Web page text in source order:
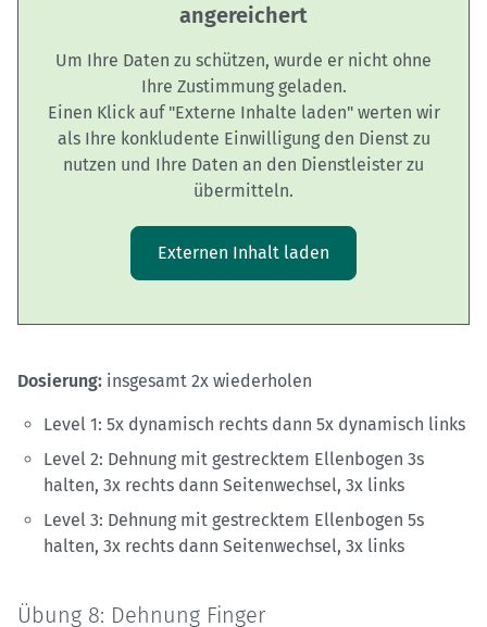
angereichert
Um Ihre Daten zu schützen, wurde er nicht ohne
Ihre Zustimmung geladen.
Einen Klick auf "Externe Inhalte laden" werten wir
als Ihre konkludente Einwilligung den Dienst zu
nutzen und Ihre Daten an den Dienstleister zu
übermitteln.
Externen Inhalt laden
Dosierung: insgesamt 2x wiederholen
Level 1: 5x dynamisch rechts dann 5x dynamisch links
Level 2: Dehnung mit gestrecktem Ellenbogen 3s
halten, 3x rechts dann Seitenwechsel, 3x links
Level 3: Dehnung mit gestrecktem Ellenbogen 5s
halten, 3x rechts dann Seitenwechsel, 3x links
Übung 8: Dehnung Finger